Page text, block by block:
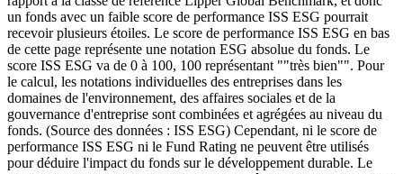
un fonds avec un faible score de performance ISS ESG pourrait
recevoir plusieurs étoiles. Le score de performance ISS ESG en bas
de cette page représente une notation ESG absolue du fonds. Le
score ISS ESG va de 0 à 100, 100 représentant ""très bien"". Pour
le calcul, les notations individuelles des entreprises dans les
domaines de l'environnement, des affaires sociales et de la
gouvernance d'entreprise sont combinées et agrégées au niveau du
fonds. (Source des données : ISS ESG) Cependant, ni le score de
performance ISS ESG ni le Fund Rating ne peuvent être utilisés
pour déduire l'impact du fonds sur le développement durable. Le